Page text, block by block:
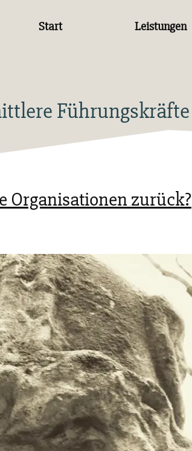
Start Leistungen
Führungskräfte
Organisationen zurück?